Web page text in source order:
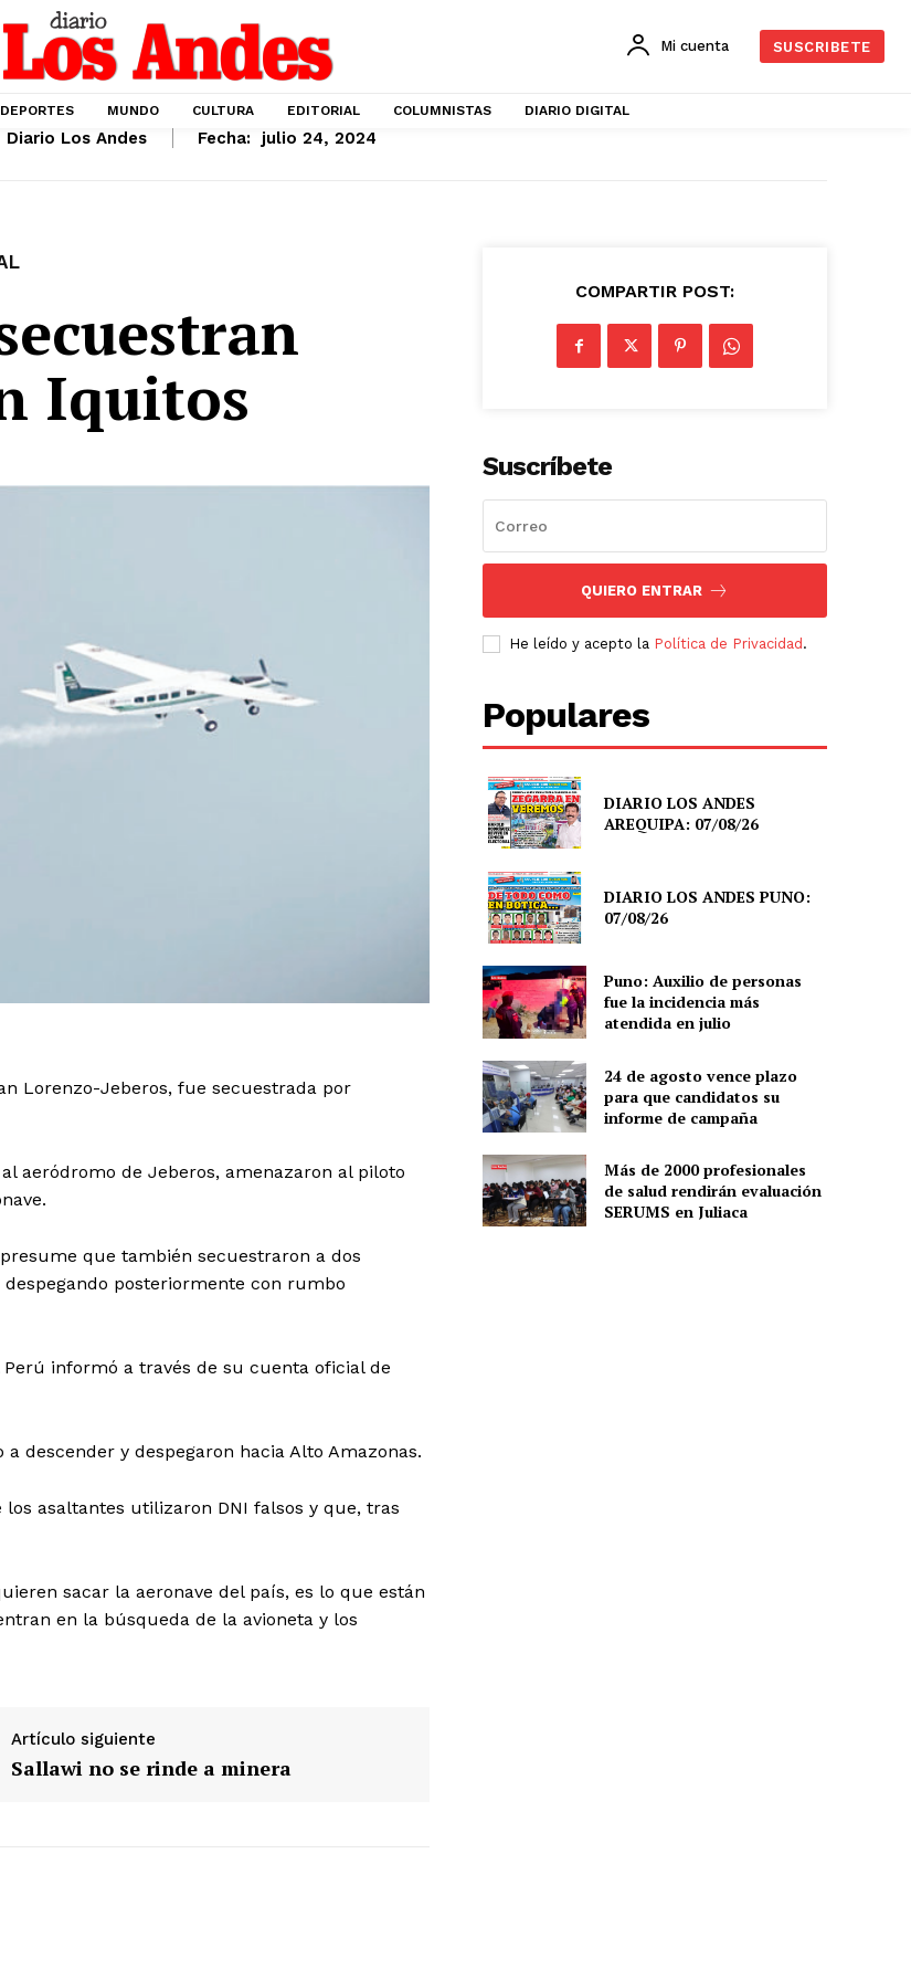
Diario los Andes
Mi cuenta SUSCRIBETE
DEPORTES MUNDO CULTURA EDITORIAL COLUMNISTAS DIARIO DIGITAL
Diario Los Andes Fecha: julio 24, 2024
Iquitos
Lorenzo-Jeberos, fue secuestrada por
aeródromo de Jeberos, amenazaron al piloto
que también secuestraron a dos
posteriormente con rumbo
informó a través de su cuenta oficial de
descender y despegaron hacia Alto Amazonas.
asaltantes utilizaron DNI falsos y que, tras
sacar la aeronave del país, es lo que están
en la búsqueda de la avioneta y los
Artículo siguiente
Sallawi no se rinde a minera
COMPARTIR POST:
Suscríbete
QUIERO ENTRAR
He leído y acepto la Política de Privacidad .
Populares
DIARIO LOS ANDES
AREQUIPA: 07/08/26
DIARIO LOS ANDES PUNO:
07/08/26
Puno: Auxilio de personas
fue la incidencia más
atendida en julio
24 de agosto vence plazo
para que candidatos su
informe de campaña
Más de 2000 profesionales
de salud rendirán evaluación
SERUMS en Juliaca